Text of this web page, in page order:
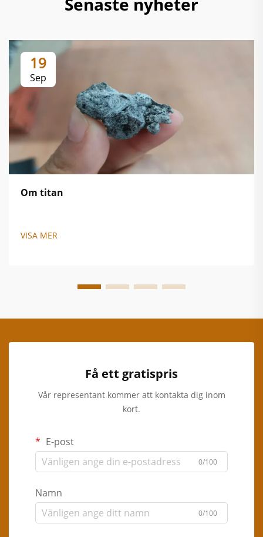
19
Sep
Om titan
VISA MER
Få ett gratispris
Vår representant kommer att kontakta dig inom
kort.
E-post
0/100
Namn
0/100